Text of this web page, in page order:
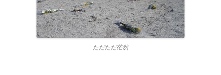
ただただ茫然